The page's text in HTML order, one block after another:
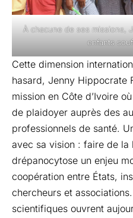
À chacune de ses missions,
enfants
Cette dimension
hasard, Jenny Hippocrate
mission en Côte d’Ivoire
de plaidoyer auprès des
professionnels de santé.
avec sa vision : faire de la
drépanocytose un enjeu
coopération entre États,
chercheurs et
scientifiques ouvrent